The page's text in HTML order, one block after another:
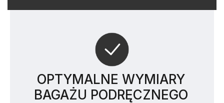
OPTYMALNE WYMIARY
BAGAŻU PODRĘCZNEGO